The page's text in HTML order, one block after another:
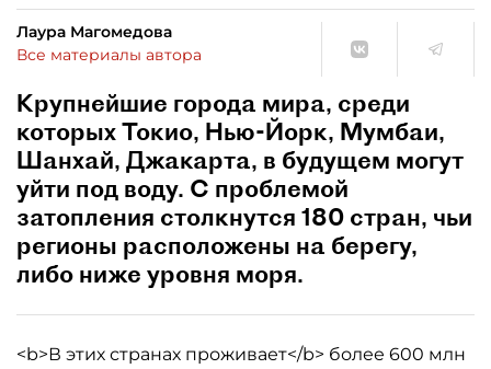
Лаура Магомедова
Все материалы автора
Крупнейшие города мира, среди
которых Токио, Нью-Йорк, Мумбаи,
Шанхай, Джакарта, в будущем могут
уйти под воду. С проблемой
затопления столкнутся 180 стран, чьи
регионы расположены на берегу,
либо ниже уровня моря.
<b>В этих странах проживает</b> более 600 млн